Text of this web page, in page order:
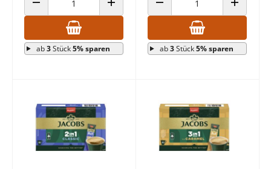
ANZAHL VERRINGERN ANZAHL ERHÖHEN
ab3Stück5% sparen
ANZAHL VERRINGERN ANZAHL
ab3Stück5% sparen